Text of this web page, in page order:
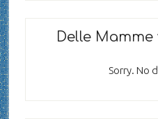
Delle
Sorry. No